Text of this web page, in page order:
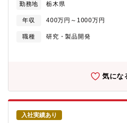
います。それに伴い、半導体検査・計
実現し、グローバル競争で勝ち続ける
計・開発を担う中核人材の増強を進め
魅力】・半導体検査・計測装置分野
す。・本職場は、この成長市場の中で
やりがいを感じることができます。・
nmオーダーの精度で計測し、位置制
ォーカス検出、異物検出の計測シス
設計:転写ムラ1%以下の転写を実現す
力光源の高効率化、均一光量分布化の
IoT化、電気自動車/自動運転の普及、
重要工程である『回路露光』を担う露
の発展に貢献していますが、社会から
能・高機能を実現するために、半導
ィスプレイ露光装置の光学システム設
す。これからも成長を続ける市場で、
知識を露光装置の機械設計で活かして
勤務地 栃木県
年収 400万円～1000万円
職種
研究・製品開発
気にな
入社実績あり